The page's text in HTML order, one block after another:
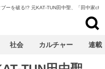
ブーを破る!? 元KAT‐TUN田中聖、「田中家ch
社会 カルチャー 連載